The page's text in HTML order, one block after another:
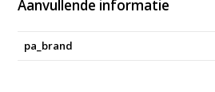
Aanvullende informatie
pa_brand